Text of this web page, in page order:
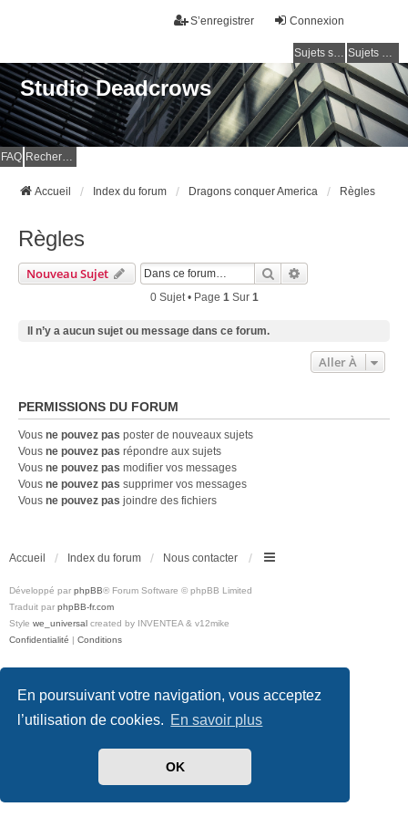
En poursuivant votre navigation, vous acceptez
l’utilisation de cookies. En savoir plus
OK
Connexion
S’enregistrer
Sujets sans réponse Sujets actifs
Studio Deadcrows
FAQ Rechercher
Accueil Index du forum Dragons conquer America Règles
Règles
Nouveau Sujet Rechercher
0 Sujet • Page 1Sur 1
Il n’y a aucun sujet ou message dans ce forum.
Aller À
PERMISSIONS DU FORUM
Vous ne pouvez pas poster de nouveaux sujets
Vous ne pouvez pas répondre aux sujets
Vous ne pouvez pas modifier vos messages
Vous ne pouvez pas supprimer vos messages
Vous ne pouvez pas joindre des fichiers
Accueil Index du forum Nous contacter
Développé par phpBB® Forum Software © phpBB Limited
Traduit par phpBB-fr.com
Style we_universal created by INVENTEA & v12mike
Confidentialité | Conditions